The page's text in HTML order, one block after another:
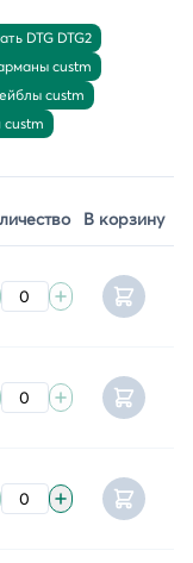
DTG DTG2
custm
custm
custm
В корзину